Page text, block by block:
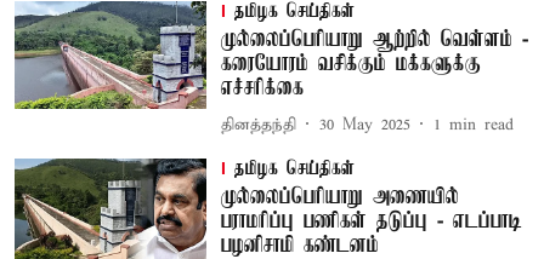
தமிழக செய்திகள்
முல்லைப்பெரியாறு ஆற்றில் வெள்ளம் -
கரையோரம் வசிக்கும் மக்களுக்கு
எச்சரிக்கை
தினத்தந்தி 30 May 2025 1 min read
தமிழக செய்திகள்
முல்லைப்பெரியாறு அணையில்
பராமரிப்பு பணிகள் தடுப்பு - எடப்பாடி
பழனிசாமி கண்டனம்